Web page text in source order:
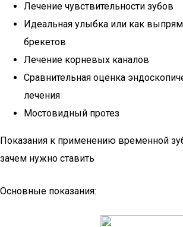
Лечение чувствительности зубов
Идеальная улыбка или как
брекетов
Лечение корневых каналов
Сравнительная оценка
лечения
Мостовидный протез
Показания к применению временной
зачем нужно ставить
Основные показания: